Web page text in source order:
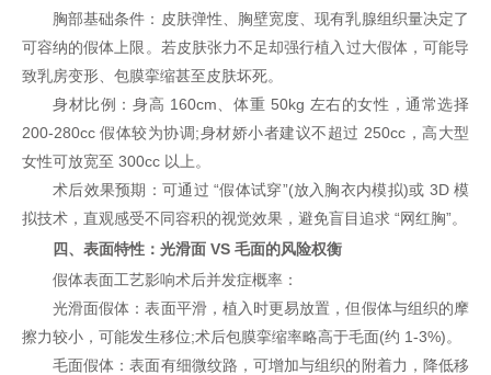
胸部基础条件：皮肤弹性、胸壁宽度、现有乳腺组织量决定了
可容纳的假体上限。若皮肤张力不足却强行植入过大假体，可能导
致乳房变形、包膜挛缩甚至皮肤坏死。
身材比例：身高 160cm、体重 50kg 左右的女性，通常选择
200-280cc 假体较为协调;身材娇小者建议不超过 250cc，高大型
女性可放宽至 300cc 以上。
术后效果预期：可通过 “假体试穿”(放入胸衣内模拟)或 3D 模
拟技术，直观感受不同容积的视觉效果，避免盲目追求 “网红胸”。
四、表面特性：光滑面 VS 毛面的风险权衡
假体表面工艺影响术后并发症概率：
光滑面假体：表面平滑，植入时更易放置，但假体与组织的摩
擦力较小，可能发生移位;术后包膜挛缩率略高于毛面(约 1-3%)。
毛面假体：表面有细微纹路，可增加与组织的附着力，降低移